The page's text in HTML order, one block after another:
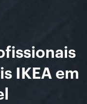
IKEA em